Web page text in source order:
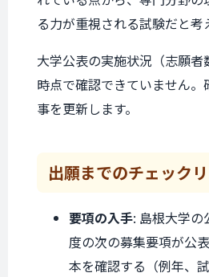
る力が重視される試験だと考
大学公表の実施状況（志願
時点で確認できていません
事を更新します。
出願までのチェック
要項の入手: 島根大学の
度の次の募集要項が公
本を確認する（例年、